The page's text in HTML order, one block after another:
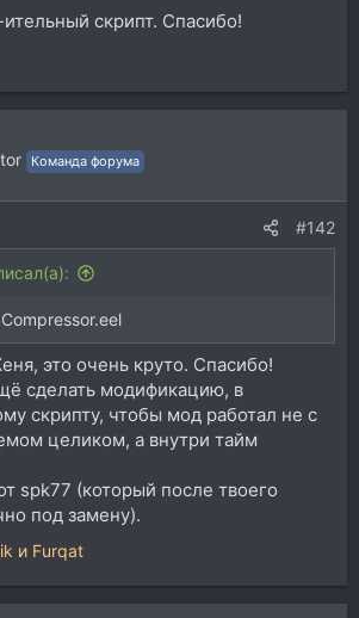
ительный скрипт. Спасибо!
Команда форума
#142
это очень круто. Спасибо!
сделать модификацию, в
скрипту, чтобы мод работал не с
целиком, а внутри тайм
spk77 (который после твоего
под замену).
и Furqat